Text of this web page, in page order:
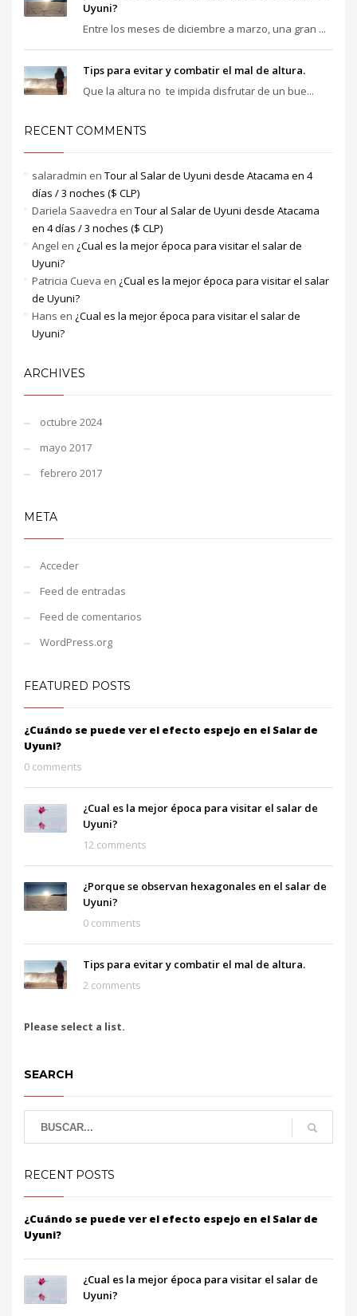
Uyuni?
Entre los meses de diciembre a marzo, una gran ...
Tips para evitar y combatir el mal de altura.
Que la altura no te impida disfrutar de un bue...
RECENT COMMENTS
salaradmin en Tour al Salar de Uyuni desde Atacama en 4
días / 3 noches ($ CLP)
Dariela Saavedra en Tour al Salar de Uyuni desde Atacama
en 4 días / 3 noches ($ CLP)
Angel en ¿Cual es la mejor época para visitar el salar de
Uyuni?
Patricia Cueva en ¿Cual es la mejor época para visitar el salar
de Uyuni?
Hans en ¿Cual es la mejor época para visitar el salar de
Uyuni?
ARCHIVES
octubre 2024
mayo 2017
febrero 2017
META
Acceder
Feed de entradas
Feed de comentarios
WordPress.org
FEATURED POSTS
¿Cuándo se puede ver el efecto espejo en el Salar de
Uyuni?
0 comments
¿Cual es la mejor época para visitar el salar de
Uyuni?
12 comments
¿Porque se observan hexagonales en el salar de
Uyuni?
0 comments
Tips para evitar y combatir el mal de altura.
2 comments
Please select a list.
SEARCH
RECENT POSTS
¿Cuándo se puede ver el efecto espejo en el Salar de
Uyuni?
¿Cual es la mejor época para visitar el salar de
Uyuni?